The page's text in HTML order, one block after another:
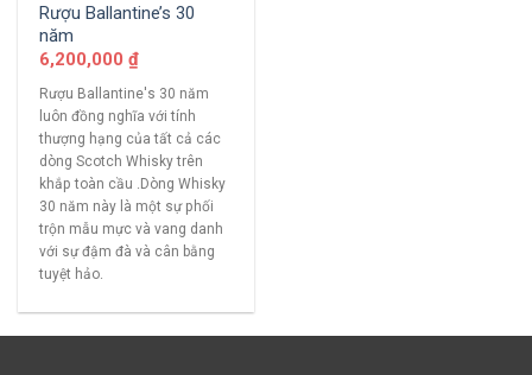
Rượu Ballantine’s 30
năm
6,200,000 ₫
Rượu Ballantine's 30 năm
luôn đồng nghĩa với tính
thượng hạng của tất cả các
dòng Scotch Whisky trên
khắp toàn cầu .Dòng Whisky
30 năm này là một sự phối
trộn mẫu mực và vang danh
với sự đậm đà và cân bằng
tuyệt hảo.